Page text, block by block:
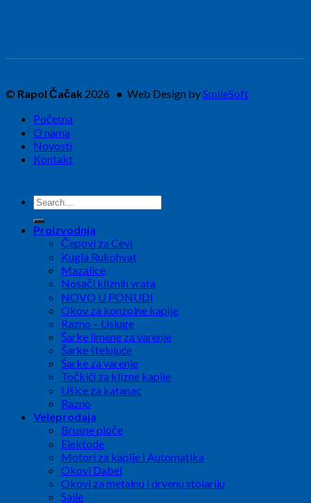
© Rapol Čačak 2026 ● Web Design bySmileSoft
Početna
O nama
Novosti
Kontakt
Search
for:
Proizvodnja
Čepovi za Cevi
Kugla Rukohvat
Mazalice
Nosači kliznih vrata
NOVO U PONUDI
Okov za konzolne kapije
Razno – Usluge
Šarke limene za varenje
Šarke štelujuće
Šarke za varenje
Točkići za klizne kapije
Ušice za katanac
Razno
Veleprodaja
Brusne ploče
Elektode
Motori za kapije i Automatika
Okovi Dabel
Okovi za metalnu i drvenu stolariju
Sajle